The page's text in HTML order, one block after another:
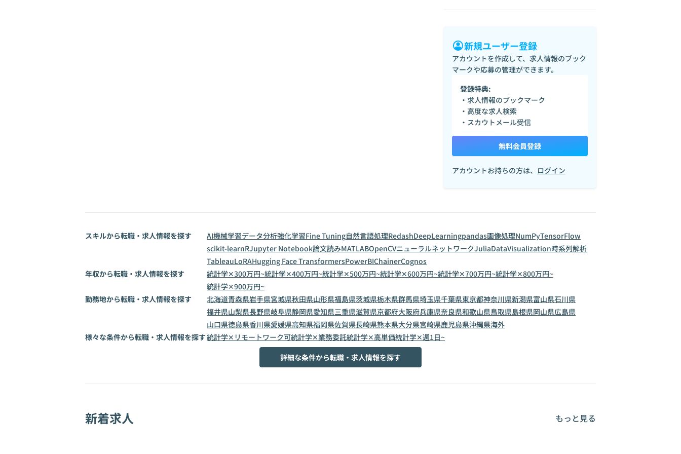
新規ユーザー登録
アカウントを作成して、求人情報のブック
マークや応募の管理ができます。
登録特典:
・求人情報のブックマーク
・高度な求人検索
・スカウトメール受信
無料会員登録
アカウントお持ちの方は、 ログイン
スキルから転職・求人情報を探す AI機械学習データ分析強化学習Fine Tuning自然言語処理RedashDeepLearningpandas画像処理NumPyTensorFlow
scikit-learnRJupyter Notebook論文読みMATLABOpenCVニューラルネットワークJuliaDataVisualization時系列解析
TableauLoRAHugging Face TransformersPowerBIChainerCognos
年収から転職・求人情報を探す
統計学✕300万円~統計学✕400万円~統計学✕500万円~統計学✕600万円~統計学✕700万円~統計学✕800万円~
統計学✕900万円~
勤務地から転職・求人情報を探す
北海道青森県岩手県宮城県秋田県山形県福島県茨城県栃木県群馬県埼玉県千葉県東京都神奈川県新潟県富山県石川県
福井県山梨県長野県岐阜県静岡県愛知県三重県滋賀県京都府大阪府兵庫県奈良県和歌山県鳥取県島根県岡山県広島県
山口県徳島県香川県愛媛県高知県福岡県佐賀県長崎県熊本県大分県宮崎県鹿児島県沖縄県海外
様々な条件から転職・求人情報を探す統計学✕リモートワーク可統計学✕業務委託統計学✕高単価統計学✕週1日~
詳細な条件から転職・求人情報を探す
新着求人 もっと見る